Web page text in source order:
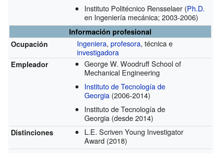
Instituto Politécnico Rensselaer (Ph.D.
en Ingeniería mecánica; 2003-2006)
Información profesional
Ocupación
Ingeniera,profesora, técnica e
investigadora
Empleador
George W. Woodruff School of
Mechanical Engineering
Instituto de Tecnología de
Georgia (2006-2014)
Instituto de Tecnología de
Georgia (desde 2014)
Distinciones
L.E. Scriven Young Investigator
Award (2018)